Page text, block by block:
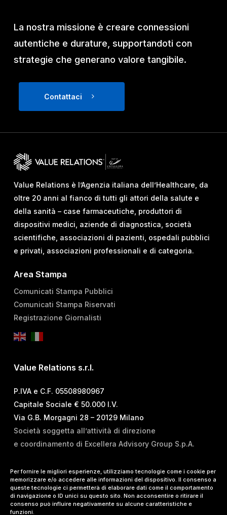
Per fornire le migliori esperienze, utilizziamo tecnologie come i cookie per
memorizzare e/o accedere alle informazioni del dispositivo. Il consenso a
queste tecnologie ci permetterà di elaborare dati come il comportamento
di navigazione o ID unici su questo sito. Non acconsentire o ritirare il
consenso può influire negativamente su alcune caratteristiche e
funzioni.
La nostra missione è creare connessioni
autentiche e durature, supportandoti con
strategie che generano valore tangibile.
Contattaci
Value Relations è l’Agenzia italiana dell’Healthcare, da
oltre 20 anni al fianco di tutti gli attori della salute e
della sanità – case farmaceutiche, produttori di
dispositivi medici, aziende di diagnostica, società
scientifiche, associazioni di pazienti, ospedali pubblici
e privati, associazioni professionali e di categoria.
Area Stampa
Comunicati Stampa Pubblici
Comunicati Stampa Riservati
Registrazione Giornalisti
Value Relations s.r.l.
P.IVA e C.F. 05508980967
Capitale Sociale € 50.000 I.V.
Via G.B. Morgagni 28 – 20129 Milano
Società soggetta all’attività di direzione
e coordinamento di Excellera Advisory Group S.p.A.
T. +39 02 84 99 02 01
E.info@vrelations.it
Termini d’uso|Privacy Policy|Cookie Policy|